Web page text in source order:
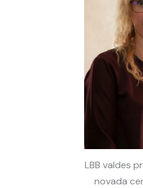
LBB valdes
novada